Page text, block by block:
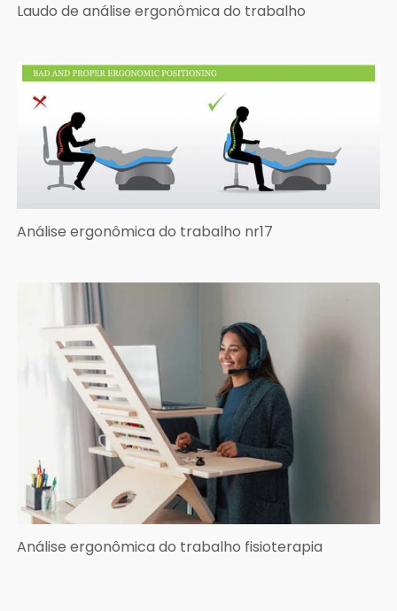
Laudo de análise ergonômica do trabalho
Análise ergonômica do trabalho nr17
Análise ergonômica do trabalho fisioterapia